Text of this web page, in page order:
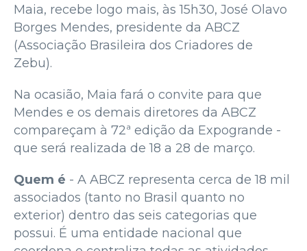
Maia, recebe logo mais, às 15h30, José Olavo
Borges Mendes, presidente da ABCZ
(Associação Brasileira dos Criadores de
Zebu).
Na ocasião, Maia fará o convite para que
Mendes e os demais diretores da ABCZ
compareçam à 72ª edição da Expogrande -
que será realizada de 18 a 28 de março.
Quem é - A ABCZ representa cerca de 18 mil
associados (tanto no Brasil quanto no
exterior) dentro das seis categorias que
possui. É uma entidade nacional que